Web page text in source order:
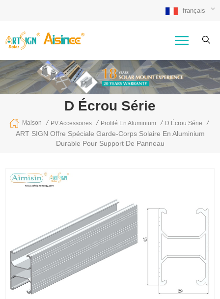
français
D Écrou Série
Maison / PV Accessoires / Profilé En Aluminium / D Écrou Série
/
ART SIGN Offre Spéciale Garde-Corps Solaire En Aluminium
Durable Pour Support De Panneau